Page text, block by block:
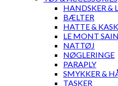
HANDSKER &
BÆLTER
HATTE &
LE MONT
NATTØJ
NØGLERINGE
PARAPLY
SMYKKER &
TASKER